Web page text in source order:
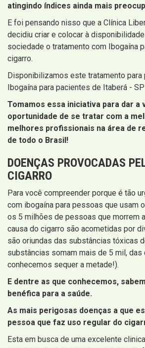
atingindo índices ainda mais
E foi pensando nisso que a Clínica
decidiu criar e colocar à
sociedade o tratamento com Ibogaína
cigarro.
Disponibilizamos este tratamento para
Ibogaína para pacientes de Itaberá - SP
Tomamos essa iniciativa para dar a
oportunidade de se tratar com a
melhores profissionais na área de
de todo o Brasil!
DOENÇAS PROVOCADAS
CIGARRO
Para você compreender porque é tão
com ibogaína para pessoas que usam
os 5 milhões de pessoas que morrem
causa do cigarro são acometidas por
são oriundas das substâncias tóxicas
substâncias somam mais de 5 mil, das
conhecemos sequer a metade!).
E dentre as que conhecemos,
benéfica para a saúde.
As mais perigosas doenças a que
pessoa que faz uso regular do
Esta em busca de uma excelente